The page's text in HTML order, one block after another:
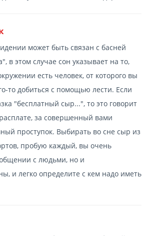
может быть связан с басней
в этом случае сон указывает на то,
есть человек, от которого вы
то добиться с помощью лести. Если
"бесплатный сыр...", то это говорит
за совершенный вами
проступок. Выбирать во сне сыр из
пробую каждый, вы очень
с людьми, но и
и легко определите с кем надо иметь